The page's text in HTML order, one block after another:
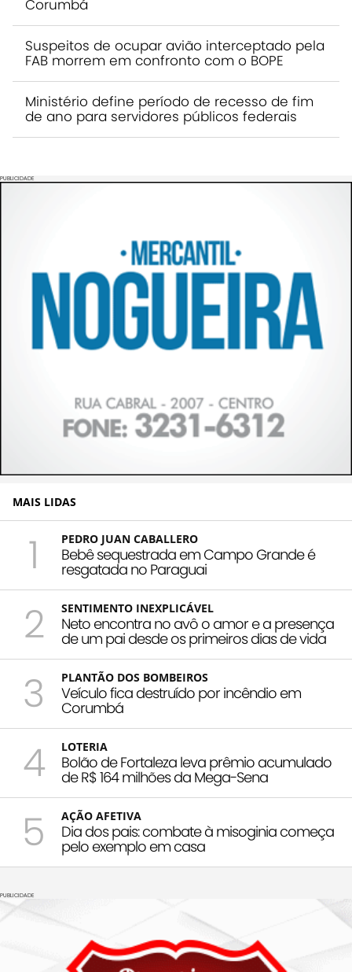
Corumbá
Suspeitos de ocupar avião interceptado pela
FAB morrem em confronto com o BOPE
Ministério define período de recesso de fim
de ano para servidores públicos federais
PUBLICIDADE
MAIS LIDAS
1 PEDRO JUAN CABALLERO
Bebê sequestrada em Campo Grande é
resgatada no Paraguai
2 SENTIMENTO INEXPLICÁVEL
Neto encontra no avô o amor e a presença
de um pai desde os primeiros dias de vida
3 PLANTÃO DOS BOMBEIROS
Veículo fica destruído por incêndio em
Corumbá
4 LOTERIA
Bolão de Fortaleza leva prêmio acumulado
de R$ 164 milhões da Mega-Sena
5 AÇÃO AFETIVA
Dia dos pais: combate à misoginia começa
pelo exemplo em casa
PUBLICIDADE